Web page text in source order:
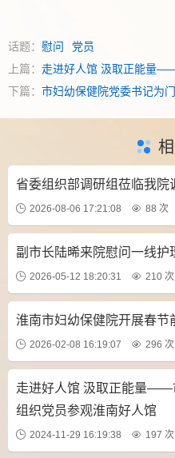
话题： 慰问
党员
上篇：
走进好人馆 汲
下篇： 市妇幼保健院党委书记为
省委组织部调研组莅临我
2026-08-06 17:21:08 88 次
副市长陆晞来院慰问一线护
2026-05-12 18:20:31 210 次
淮南市妇幼保健院开展春节
2026-02-08 16:19:07 296 次
走进好人馆 汲取正能量——
组织党员参观淮南好人馆
2024-11-29 16:19:38 197 次